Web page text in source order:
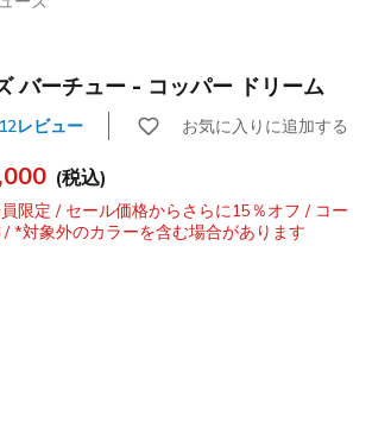
バーチュー - コッパー ドリーム
12レビュー お気に入りに追加する
(税込)
限定 / セール価格からさらに15％オフ / コー
/ *対象外のカラーを含む場合があります